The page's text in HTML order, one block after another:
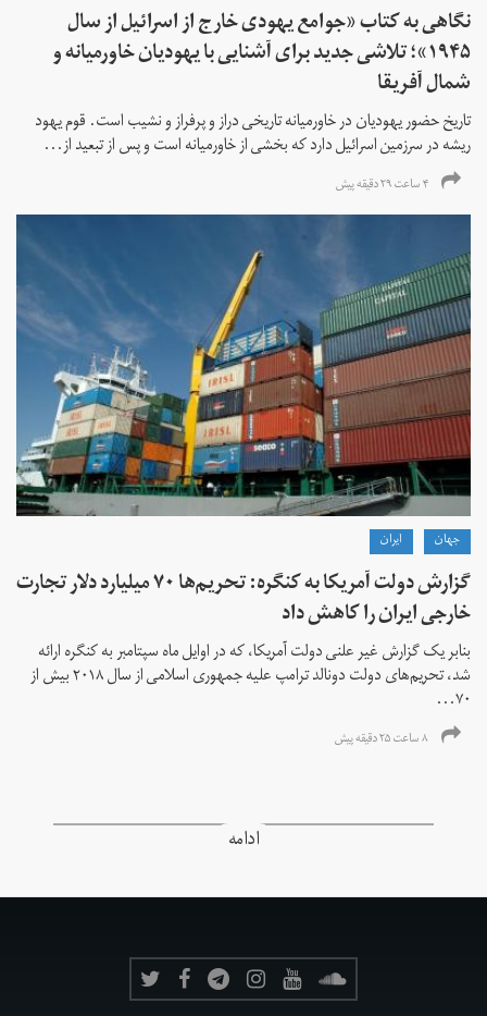
نگاهی به کتاب «جوامع یهودی خارج از اسرائیل از سال
۱۹۴۵»؛ تلاشی جدید برای آشنایی با یهودیان خاورمیانه و
شمال آفریقا
تاریخ حضور یهودیان در خاورمیانه تاریخی دراز و پرفراز و نشیب است. قوم یهود
ریشه در سرزمین اسرائیل دارد که بخشی از خاورمیانه است و پس از تبعید از...
۴ ساعت ۲۹ دقیقه پیش
جهان ايران
گزارش دولت آمریکا به کنگره: تحریم‌ها ۷۰ میلیارد دلار تجارت
خارجی ایران را کاهش داد
بنابر یک گزارش غیر علنی دولت آمریکا، که در اوایل ماه سپتامبر به کنگره ارائه
شد، تحریم‌های دولت دونالد ترامپ علیه جمهوری اسلامی از سال ۲۰۱۸ بیش از
۷۰...
۸ ساعت ۲۵ دقیقه پیش
ادامه